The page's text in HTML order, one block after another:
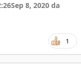
Sep 8, 2020 da
1